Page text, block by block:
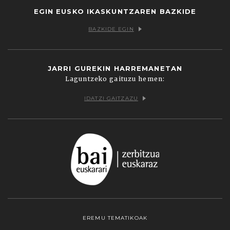
EGIN EUSKO IKASKUNTZAREN BAZKIDE
BAZKIDE EGIN
JARRI GUREKIN HARREMANETAN
Laguntzeko gaituzu hemen:
IDATZI GAITZAZU
EREMU TEMATIKOAK